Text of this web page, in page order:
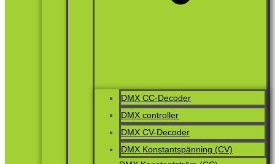
DMX CC-Decoder
DMX controller
DMX CV-Decoder
DMX Konstantspänning (CV)